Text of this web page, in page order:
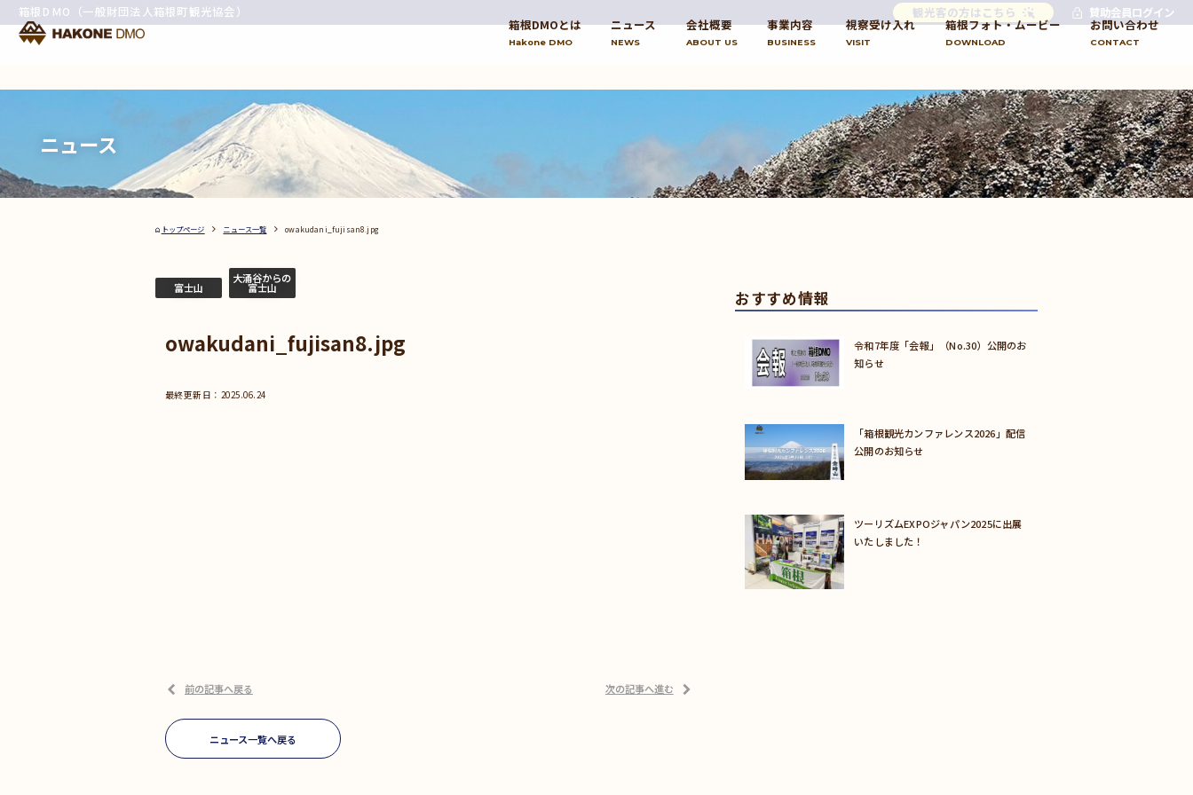
箱根DMO（一般財団法人箱根町観光協会） 観光客の方はこちら 賛助会員ログイン
箱根DMOとは
Hakone DMO
ニュース
NEWS
会社概要
ABOUT US
事業内容
BUSINESS
視察受け入れ
VISIT
箱根フォト・ムービー
DOWNLOAD
お問い合わせ
CONTACT
ニュース
トップページ ニュース一覧 owakudani_fujisan8.jpg
富士山
大涌谷からの
富士山
owakudani_fujisan8.jpg
2025.06.24
おすすめ情報
令和7年度「会報」（No.30）公開のお
知らせ
「箱根観光カンファレンス2026」配信
公開のお知らせ
ツーリズムEXPOジャパン2025に出展
いたしました！
前の記事へ戻る 次の記事へ進む
ニュース一覧へ戻る